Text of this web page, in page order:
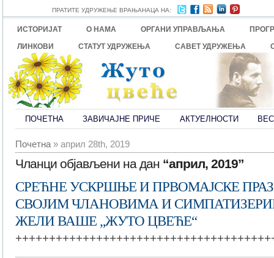
ПРАТИТЕ УДРУЖЕЊЕ ВРАЊАНАЦА НА:
ИСТОРИЈАТ О НАМА ОРГАНИ УПРАВЉАЊА
ЛИНКОВИ
СТАТУТ УДРУЖЕЊА САВЕТ УДРУЖЕЊА
ПОЧЕТНА ЗАВИЧАЈНЕ ПРИЧЕ АКТУЕЛНОСТИ
Почетна » април 28th, 2019
Чланци објављени на дан “април, 2019”
СРЕЋНЕ УСКРШЊЕ И ПРВОМАЈСКЕ
СВОЈИМ ЧЛАНОВИМА И
ЖЕЛИ ВАШЕ „ЖУТО ЦВЕЋЕ“